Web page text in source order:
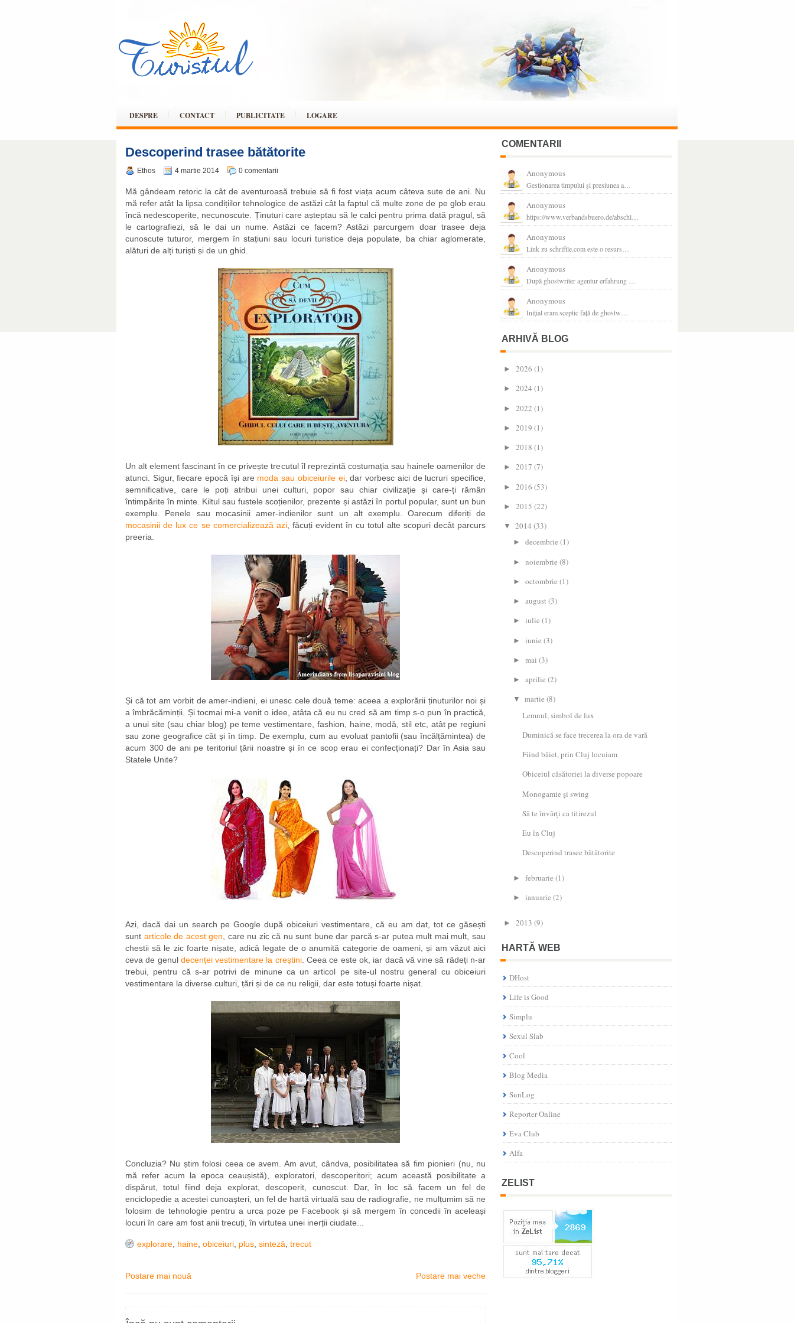
DESPRE CONTACT PUBLICITATE LOGARE
Descoperind trasee bătătorite
Ethos 4 martie 2014 0 comentarii
Mă gândeam retoric la cât de aventuroasă trebuie să fi fost viața acum câteva sute de ani. Nu
mă refer atât la lipsa condițiilor tehnologice de astăzi cât la faptul că multe zone de pe glob erau
încă nedescoperite, necunoscute. Ținuturi care așteptau să le calci pentru prima dată pragul, să
le cartografiezi, să le dai un nume. Astăzi ce facem? Astăzi parcurgem doar trasee deja
cunoscute tuturor, mergem în stațiuni sau locuri turistice deja populate, ba chiar aglomerate,
alături de alți turiști și de un ghid.
Un alt element fascinant în ce privește trecutul îl reprezintă costumația sau hainele oamenilor de
atunci. Sigur, fiecare epocă își are moda sau obiceiurile ei, dar vorbesc aici de lucruri specifice,
semnificative, care le poți atribui unei culturi, popor sau chiar civilizație și care-ți rămân
întimpărite în minte. Kiltul sau fustele scoțienilor, prezente și astăzi în portul popular, sunt un bun
exemplu. Penele sau mocasinii amer-indienilor sunt un alt exemplu. Oarecum diferiți de
mocasinii de lux ce se comercializează azi, făcuți evident în cu totul alte scopuri decât parcurs
preeria.
Și că tot am vorbit de amer-indieni, ei unesc cele două teme: aceea a explorării ținuturilor noi și
a îmbrăcăminții. Și tocmai mi-a venit o idee, atâta că eu nu cred să am timp s-o pun în practică,
a unui site (sau chiar blog) pe teme vestimentare, fashion, haine, modă, stil etc, atât pe regiuni
sau zone geografice cât și în timp. De exemplu, cum au evoluat pantofii (sau încălțămintea) de
acum 300 de ani pe teritoriul țării noastre și în ce scop erau ei confecționați? Dar în Asia sau
Statele Unite?
Azi, dacă dai un search pe Google după obiceiuri vestimentare, că eu am dat, tot ce găsești
sunt articole de acest gen , care nu zic că nu sunt bune dar parcă s-ar putea mult mai mult, sau
chestii să le zic foarte nișate, adică legate de o anumită categorie de oameni, și am văzut aici
ceva de genul decenței vestimentare la creștini. Ceea ce este ok, iar dacă vă vine să râdeți n-ar
trebui, pentru că s-ar potrivi de minune ca un articol pe site-ul nostru general cu obiceiuri
vestimentare la diverse culturi, țări și de ce nu religii, dar este totuși foarte nișat.
Concluzia? Nu știm folosi ceea ce avem. Am avut, cândva, posibilitatea să fim pionieri (nu, nu
mă refer acum la epoca ceaușistă), exploratori, descoperitori; acum această posibilitate a
dispărut, totul fiind deja explorat, descoperit, cunoscut. Dar, în loc să facem un fel de
enciclopedie a acestei cunoașteri, un fel de hartă virtuală sau de radiografie, ne mulțumim să ne
folosim de tehnologie pentru a urca poze pe Facebook și să mergem în concedii în aceleași
locuri în care am fost anii trecuți, în virtutea unei inerții ciudate...
explorare haine obiceiuri plus sinteză trecut
Postare mai nouă Postare mai veche
COMENTARII
Anonymous
Gestionarea timpului și presiunea a…
Anonymous
https://www.verbandsbuero.de/abschl…
Anonymous
Link zu schriftle.com este o resurs…
Anonymous
După ghostwriter agentur erfahrung …
Anonymous
Inițial eram sceptic față de ghostw…
ARHIVĂ BLOG
► 2026 (1)
► 2024 (1)
► 2022 (1)
► 2019 (1)
► 2018 (1)
► 2017 (7)
► 2016 (53)
► 2015 (22)
▼ 2014 (33)
► decembrie (1)
► noiembrie (8)
► octombrie (1)
► august (3)
► iulie (1)
► iunie (3)
► mai (3)
► aprilie (2)
▼ martie (8)
Lemnul, simbol de lux
Duminică se face trecerea la ora de vară
Fiind băiet, prin Cluj locuiam
Obiceiul căsătoriei la diverse popoare
Monogamie și swing
Să te învârți ca titirezul
Eu în Cluj
Descoperind trasee bătătorite
► februarie (1)
► ianuarie (2)
► 2013 (9)
HARTĂ WEB
DHost
Life is Good
Simplu
Sexul Slab
Cool
Blog Media
SunLog
Reporter Online
Eva Club
Alfa
ZELIST